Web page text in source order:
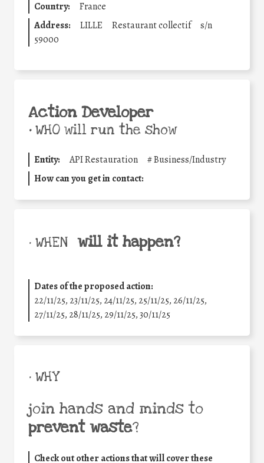
Country:
France
Address:
LILLE Restaurant collectif
s/n
59000
Action Developer
•WHO will run the show
Entity: API Restauration #Business/Industry
How can you get in contact:
• WHEN will it happen?
Dates of the proposed action:
22/11/25, 23/11/25, 24/11/25, 25/11/25, 26/11/25,
27/11/25, 28/11/25, 29/11/25,30/11/25
• WHY
join hands and minds to
prevent waste?
Check out other actions that will cover these